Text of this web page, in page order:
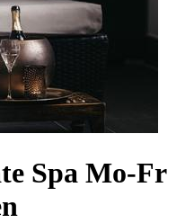
Spa Mo-Fr